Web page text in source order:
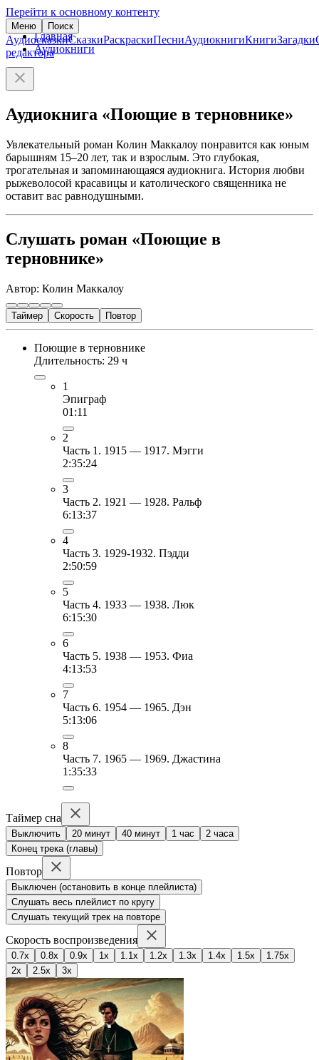
Перейти к основному контенту
Меню Поиск
АудиосказкиСказкиРаскраскиПесниАудиокнигиКнигиЗагадки
редактора
Главная
Аудиокниги
Аудиокнига «Поющие в терновнике»
Увлекательный роман Колин Маккалоу понравится как юным
барышням 15–20 лет, так и взрослым. Это глубокая,
трогательная и запоминающаяся аудиокнига. История любви
рыжеволосой красавицы и католического священника не
оставит вас равнодушными.
Слушать роман «Поющие в
терновнике»
Автор: Колин Маккалоу
Таймер Скорость Повтор
Поющие в терновнике
Длительность: 29 ч
1
Эпиграф
01:11
2
Часть 1. 1915 — 1917. Мэгги
2:35:24
3
Часть 2. 1921 — 1928. Ральф
6:13:37
4
Часть 3. 1929-1932. Пэдди
2:50:59
5
Часть 4. 1933 — 1938. Люк
6:15:30
6
Часть 5. 1938 — 1953. Фиа
4:13:53
7
Часть 6. 1954 — 1965. Дэн
5:13:06
8
Часть 7. 1965 — 1969. Джастина
1:35:33
Таймер сна
Выключить 20 минут 40 минут 1 час
2 часа
Конец трека (главы)
Повтор
Выключен (остановить в конце плейлиста)
Слушать весь плейлист по кругу
Слушать текущий трек на повторе
Скорость воспроизведения
0.7x 0.8x 0.9x 1x 1.1x 1.2x 1.3x 1.4x 1.5x
1.75x
2x
2.5x 3x